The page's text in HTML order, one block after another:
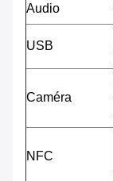
Audio
USB
Caméra
NFC